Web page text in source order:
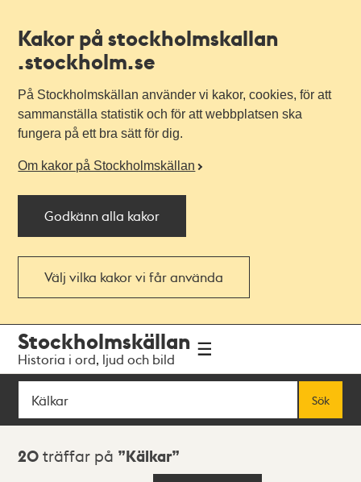
Kakor på stockholmskallan
.stockholm.se
På Stockholmskällan använder vi kakor, cookies, för att
sammanställa statistik och för att webbplatsen ska
fungera på ett bra sätt för dig.
Om kakor på Stockholmskällan
Godkänn alla kakor
Välj vilka kakor vi får använda
navigationen
huvudinnehållet
Stockholmskällan
Historia i ord, ljud och bild
Sök
Sök
Sökresultat
20 träffar på Kälkar